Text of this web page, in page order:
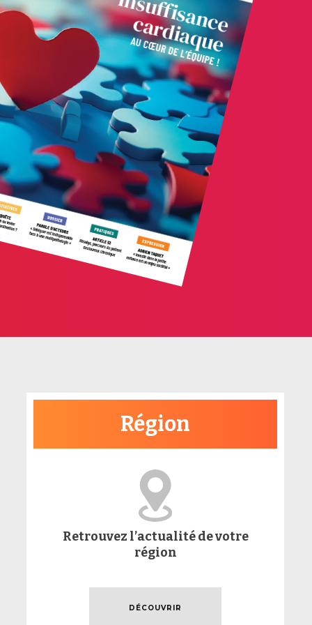
Région
Retrouvez l’actualité de votre
région
DÉCOUVRIR